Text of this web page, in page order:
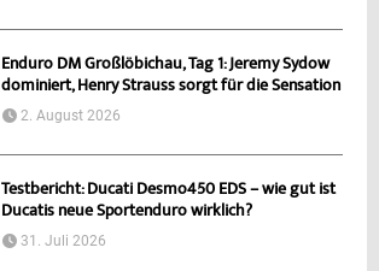
Enduro DM Großlöbichau, Tag 1: Jeremy Sydow
dominiert, Henry Strauss sorgt für die Sensation
2. August 2026
Testbericht: Ducati Desmo450 EDS – wie gut ist
Ducatis neue Sportenduro wirklich?
31. Juli 2026